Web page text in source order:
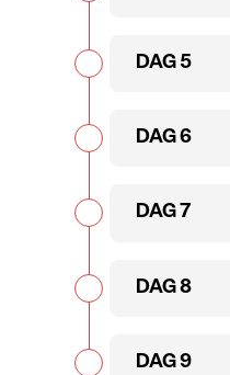
DAG 5
DAG 6
DAG 7
DAG 8
DAG 9